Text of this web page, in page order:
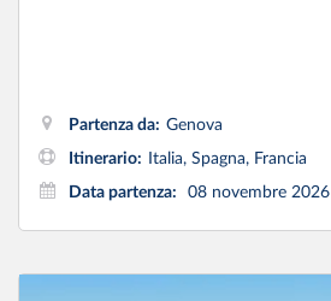
Partenza da: Genova
Itinerario:
Italia, Spagna, Francia
Data partenza:
08 novembre 2026